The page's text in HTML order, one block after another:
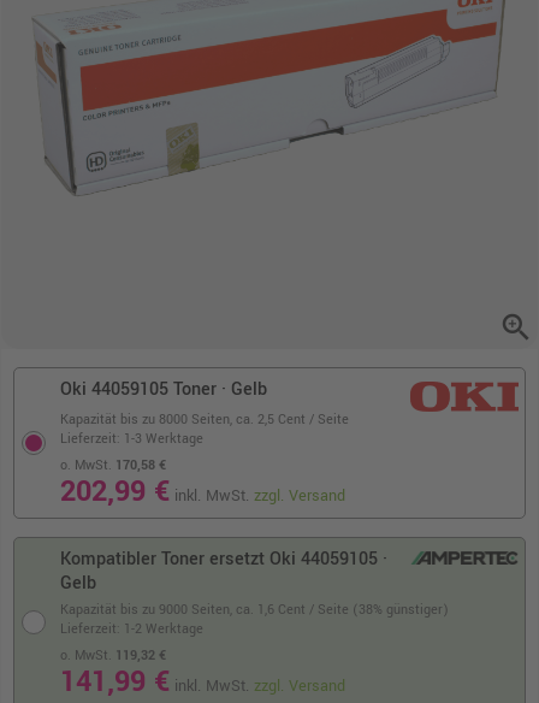
zoom_in
Oki 44059105 Toner · Gelb
Kapazität bis zu 8000 Seiten, ca. 2,5 Cent / Seite
o. MwSt. 170,58 €
202,99 € inkl. MwSt.zzgl. Versand
Lieferzeit: 1-3 Werktage
Kompatibler Toner ersetzt Oki 44059105 ·
Gelb
Kapazität bis zu 9000 Seiten, ca. 1,6 Cent / Seite (38% günstiger)
o. MwSt. 119,32 €
141,99 € inkl. MwSt. zzgl. Versand
Lieferzeit: 1-2 Werktage